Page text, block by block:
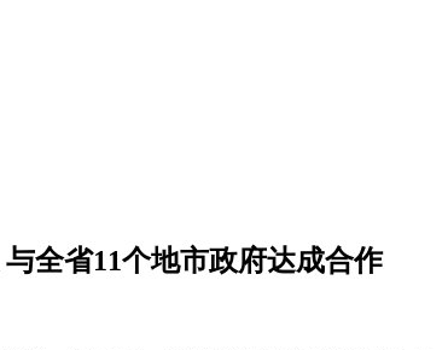
全省11个地市政府达成合作